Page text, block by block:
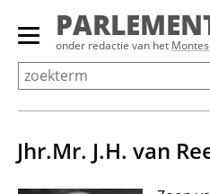
Overslaan
Primair
menu
tonen/verbergen
onder redactie van het
Jhr.Mr. J.H. van